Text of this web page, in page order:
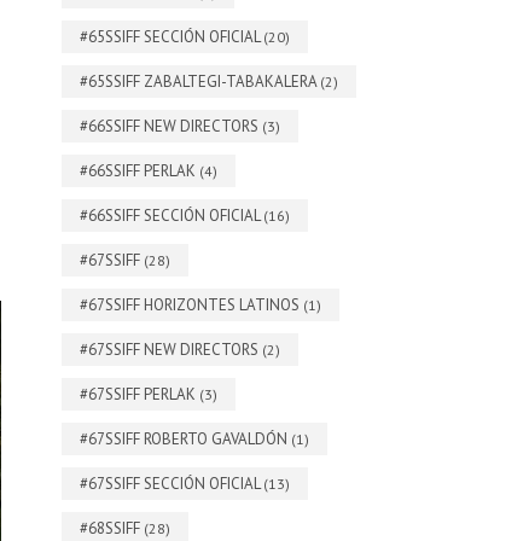
#65SSIFF SECCIÓN OFICIAL(20)
#65SSIFF ZABALTEGI-TABAKALERA (2)
#66SSIFF NEW DIRECTORS (3)
#66SSIFF PERLAK (4)
#66SSIFF SECCIÓN OFICIAL(16)
#67SSIFF (28)
#67SSIFF HORIZONTES LATINOS (1)
#67SSIFF NEW DIRECTORS (2)
#67SSIFF PERLAK (3)
#67SSIFF ROBERTO GAVALDÓN (1)
#67SSIFF SECCIÓN OFICIAL(13)
#68SSIFF (28)